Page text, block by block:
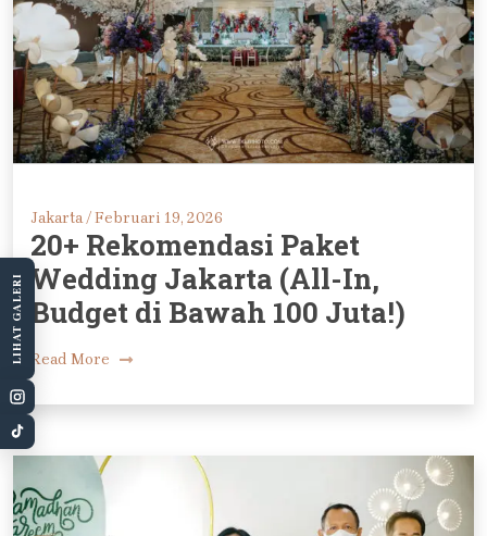
Jakarta /Februari 19, 2026
20+ Rekomendasi Paket
Wedding Jakarta (All-In,
Budget di Bawah 100 Juta!)
Read More
LIHAT GALERI